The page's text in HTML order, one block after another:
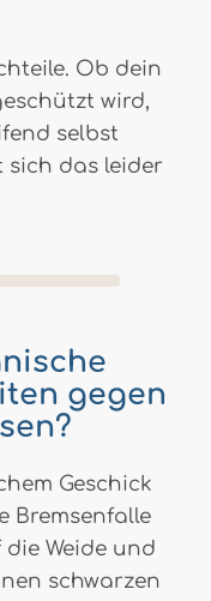
Ob dein
wird,
selbst
sich das leider
gegen
Geschick
Bremsenfalle
Weide und
schwarzen